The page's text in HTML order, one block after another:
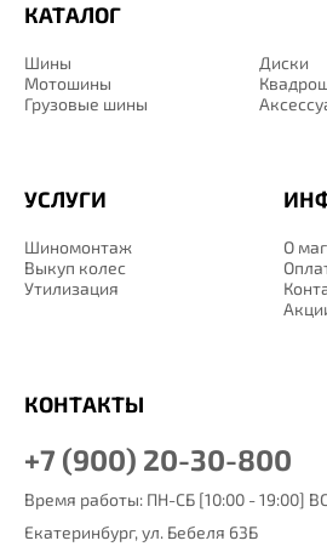
КАТАЛОГ
Шины
Диски
Мотошины
Грузовые шины
О
УСЛУГИ
Шиномонтаж
Выкуп колес
Утилизация
КОНТАКТЫ
+7 (900) 20-30-800
Время работы: ПН-СБ [10:00 - 19:00]
Екатеринбург, ул. Бебеля 63Б